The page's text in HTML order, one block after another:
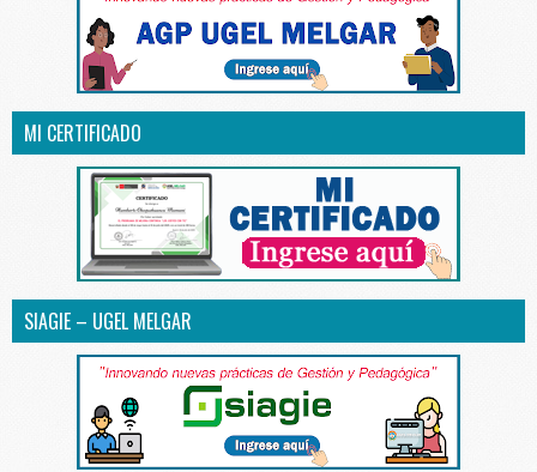
MI CERTIFICADO
SIAGIE – UGEL MELGAR